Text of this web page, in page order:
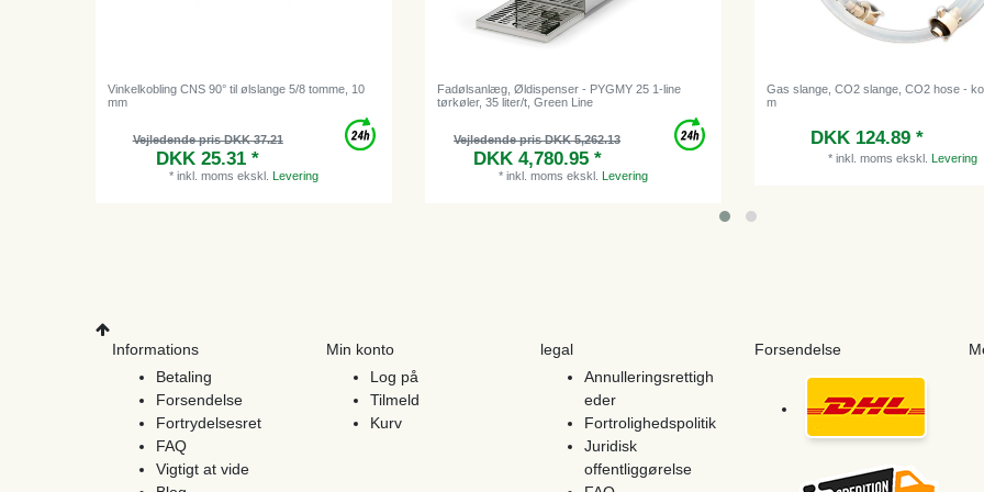
Vinkelkobling CNS 90° til ølslange 5/8 tomme, 10
mm
Vejledende pris DKK 37.21
DKK 25.31 *
* inkl. moms ekskl. Levering
Fadølsanlæg, Øldispenser - PYGMY 25 1-line
tørkøler, 35 liter/t, Green Line
Vejledende pris DKK 5,262.13
DKK 4,780.95 *
* inkl. moms ekskl. Levering
Gas slange, CO2 slange, CO2 hose -
m
DKK 124.89 *
* inkl. moms ekskl. Levering
Informations
Betaling
Forsendelse
Fortrydelsesret
FAQ
Vigtigt at vide
Min konto
Log på
Tilmeld
Kurv
legal
Annulleringsrettigh
eder
Fortrolighedspolitik
Juridisk
offentliggørelse
Forsendelse